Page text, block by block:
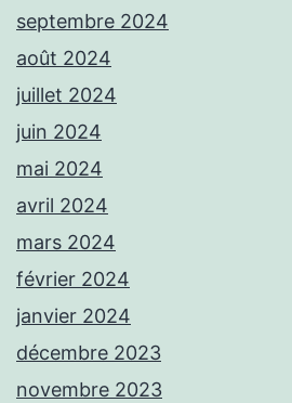
septembre 2024
août 2024
juillet 2024
juin 2024
mai 2024
avril 2024
mars 2024
février 2024
janvier 2024
décembre 2023
novembre 2023